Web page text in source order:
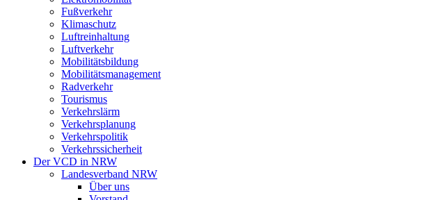
Fußverkehr
Klimaschutz
Luftreinhaltung
Luftverkehr
Mobilitätsbildung
Mobilitätsmanagement
Radverkehr
Tourismus
Verkehrslärm
Verkehrsplanung
Verkehrspolitik
Verkehrssicherheit
Der VCD in NRW
Landesverband NRW
Über uns